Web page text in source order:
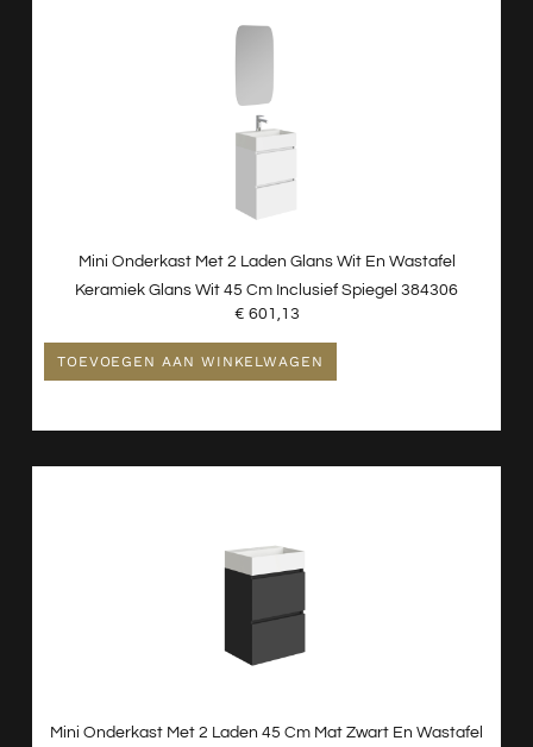
Mini Onderkast Met 2 Laden Glans Wit En Wastafel
Keramiek Glans Wit 45 Cm Inclusief Spiegel 384306
€ 601,13
TOEVOEGEN AAN WINKELWAGEN
Mini Onderkast Met 2 Laden 45 Cm Mat Zwart En Wastafel